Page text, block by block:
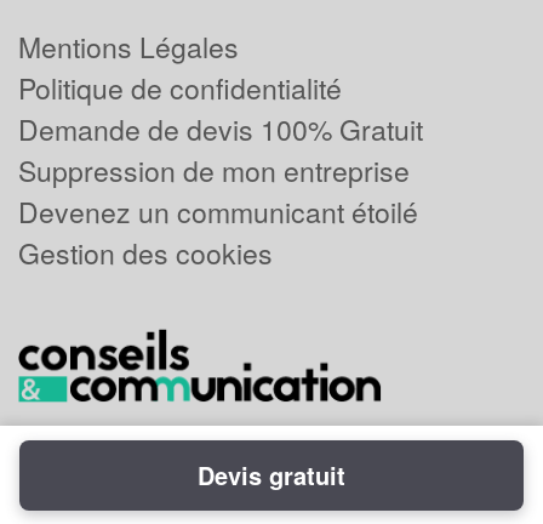
Mentions Légales
Politique de confidentialité
Demande de devis 100% Gratuit
Suppression de mon entreprise
Devenez un communicant étoilé
Gestion des cookies
Powered byPlus que pro
Devis gratuit